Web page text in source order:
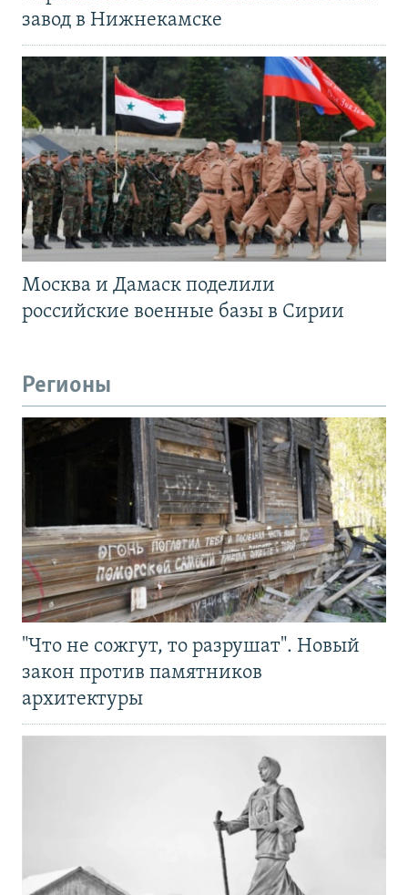
завод в Нижнекамске
Москва и Дамаск поделили
российские военные базы в Сирии
Регионы
"Что не сожгут, то разрушат". Новый
закон против памятников
архитектуры